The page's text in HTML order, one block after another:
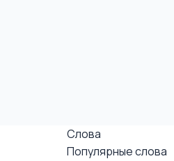
Слова
Популярные слова